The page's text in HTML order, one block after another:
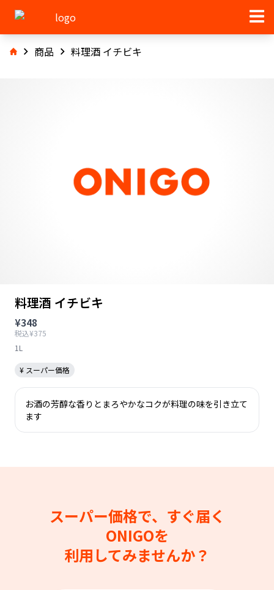
商品 料理酒 イチビキ
料理酒 イチビキ
¥348
税込¥375
1L
¥ スーパー価格
お酒の芳醇な香りとまろやかなコクが料理の味を引き立て
ます
スーパー価格で、すぐ届く
ONIGOを
利用してみませんか？